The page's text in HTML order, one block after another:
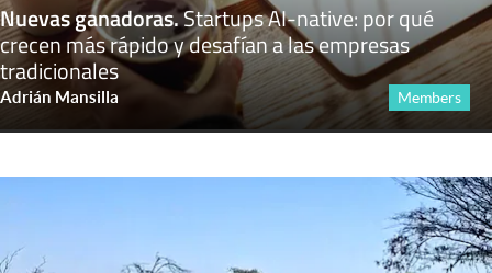
Nuevas ganadoras.Startups AI-native: por qué
crecen más rápido y desafían a las empresas
tradicionales
Adrián Mansilla Members